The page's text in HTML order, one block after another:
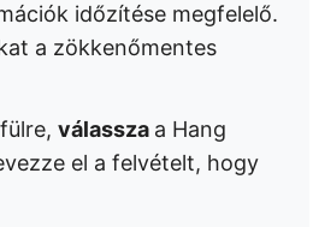
időzítése megfelelő.
a zökkenőmentes
fülre, válassza a Hang
el a felvételt, hogy